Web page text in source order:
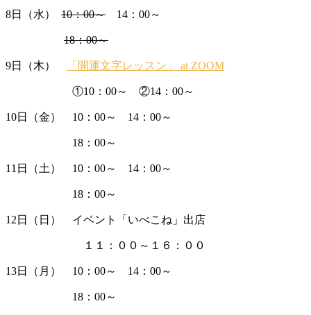
8日（水） 10：00～ 14：00～
18：00～
9日（木） 「開運文字レッスン」 at ZOOM
①10：00～ ②14：00～
10日（金） 10：00～ 14：00～
18：00～
11日（土） 10：00～ 14：00～
18：00～
12日（日） イベント「いべこね」出店
１１：００～１６：００
13日（月） 10：00～ 14：00～
18：00～